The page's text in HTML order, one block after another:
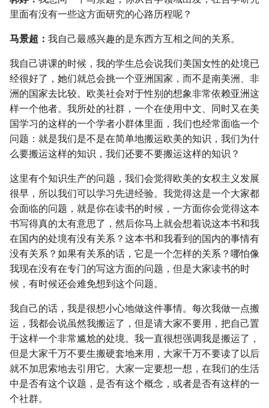
里面有没有一些这方面研究的心路历程呢？
马景超： 我自己最感兴趣的是东西方互相之间的关系。
我自己讲课的时候，我的学生总会说我们美国女性的处境已
经很好了，她们就总会挑一个亚洲国家，而不是南美洲、非
洲的国家去比较。欧美社会对于性别的想象非常依赖亚洲这
样一个他者。我所处的社群，一个在使用中文、同时又在美
国学习的这样的一个学者小群体里面，我们也经常面临一个
问题：就是我们是不是在简单地搬运欧美的知识，我们为什
么要搬运这样的知识，我们还要不要搬运这样的知识？
这里有个知识生产的问题，我们会觉得欧美的女权主义发展
很早，所以我们可以学习先进经验。我觉得这是一个大家都
会面临的问题，就是你在读书的时候，一方面你会觉得这本
书写得真的太有意思了，然后你马上就会想着说这本书和我
在国内的处境有没有关系？这本书和我看到的国内的事情有
没有关系？如果有关系的话，它是一个怎样的关系？哪怕像
我现在没有在专门的写这方面的问题，但是大家读书的时
候，有时候还会难免想到这个问题。
我自己的话，我是很想小心地做这件事情。每次我做一点搬
运，我都会说虽然我搬运了，但是请大家不要用，把自己置
于这样一个非常尴尬的处境。我一直很想强调我是搬运了，
但是大家千万不要生搬硬套地来用，大家千万不要读了以后
就不加思索地去引用它。大家一定要想一想，在我们的生活
中是否有这个议题，是否有这个概念，或者是否有这样的一
个社群。